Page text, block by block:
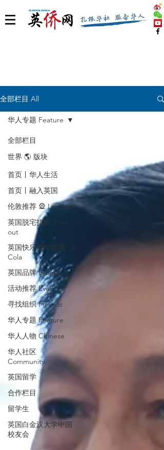
全部栏目 All
全部栏目
世界 🌎 版块
首页丨华人生活
首页丨融入英国
伦敦推荐 🎡 London
英国脱宅指南 Time
out
英国快乐肥宅指南
Cola
英国品牌 Branding
活动推荐 Event
寻找组织 Friends
华人专题 Feature
华人人物 Chinese
华人社区
Community
英国留学
合作栏目
留学生
英国白金汉大学中国
校友会
华人专题 Feature